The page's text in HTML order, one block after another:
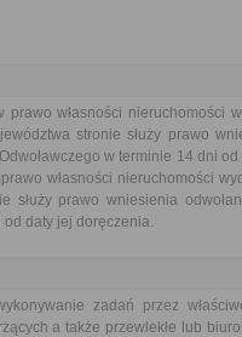
własności nieruchomości
stronie służy prawo
w terminie 14 dni
własności nieruchomości
prawo wniesienia
daty jej doręczenia.
zadań przez
a także przewlekłe lub